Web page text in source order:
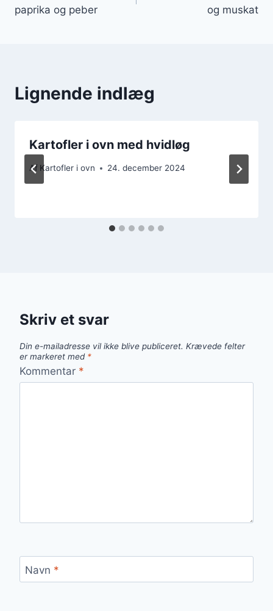
paprika og peber
og muskat
Lignende indlæg
Kartofler i ovn med hvidløg
Af Kartofler i ovn 24. december 2024
Skriv et svar
Din e-mailadresse vil ikke blive publiceret. Krævede felter
er markeret med *
Kommentar *
Navn *